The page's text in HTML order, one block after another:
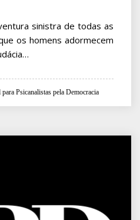
sinistra de todas as
os homens adormecem
para Psicanalistas pela Democracia